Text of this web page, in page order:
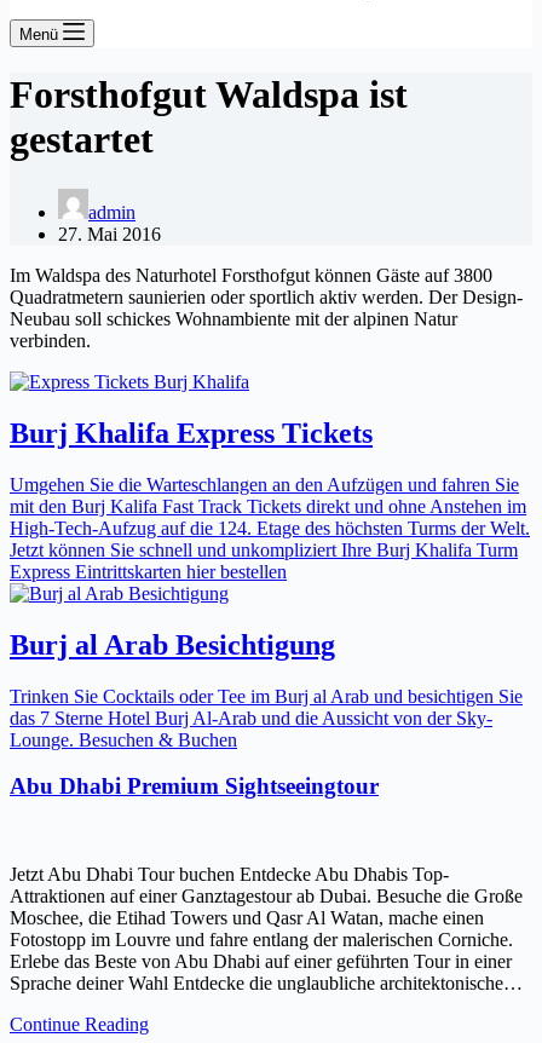
Menü
Forsthofgut Waldspa ist
gestartet
admin
27. Mai 2016
Im Waldspa des Naturhotel Forsthofgut können Gäste auf 3800
Quadratmetern saunierien oder sportlich aktiv werden. Der Design-
Neubau soll schickes Wohnambiente mit der alpinen Natur
verbinden.
Burj Khalifa Express Tickets
Umgehen Sie die Warteschlangen an den Aufzügen und fahren Sie
mit den Burj Kalifa Fast Track Tickets direkt und ohne Anstehen im
High-Tech-Aufzug auf die 124. Etage des höchsten Turms der Welt.
Jetzt können Sie schnell und unkompliziert Ihre Burj Khalifa Turm
Express Eintrittskarten hier bestellen
Burj al Arab Besichtigung
Trinken Sie Cocktails oder Tee im Burj al Arab und besichtigen Sie
das 7 Sterne Hotel Burj Al-Arab und die Aussicht von der Sky-
Lounge. Besuchen & Buchen
Abu Dhabi Premium Sightseeingtour
Jetzt Abu Dhabi Tour buchen Entdecke Abu Dhabis Top-
Attraktionen auf einer Ganztagestour ab Dubai. Besuche die Große
Moschee, die Etihad Towers und Qasr Al Watan, mache einen
Fotostopp im Louvre und fahre entlang der malerischen Corniche.
Erlebe das Beste von Abu Dhabi auf einer geführten Tour in einer
Sprache deiner Wahl Entdecke die unglaubliche architektonische…
Continue Reading